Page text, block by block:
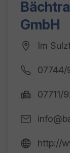
GmbH
Im
07744/
07711/
http://